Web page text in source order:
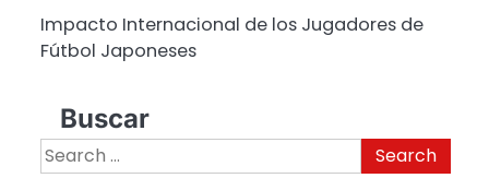
Impacto Internacional de los Jugadores de
Fútbol Japoneses
Buscar
Search
for: